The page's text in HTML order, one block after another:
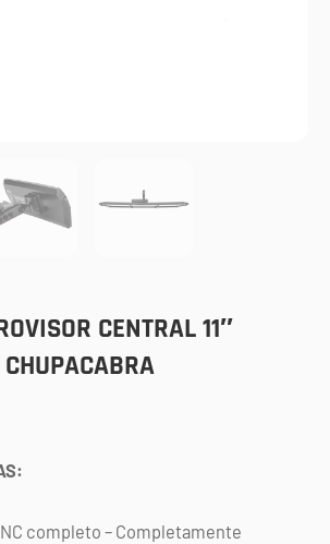
CENTRAL 11″
completo – Completamente